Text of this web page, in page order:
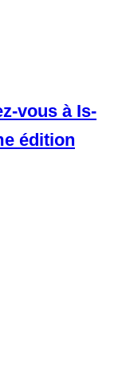
vous à Is-
édition